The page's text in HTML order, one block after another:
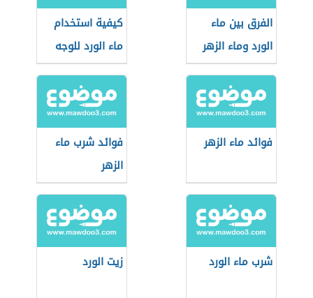
الفرق بين ماء
الورد وماء الزهر
كيفية استخدام
ماء الورد للوجه
فوائد ماء الزهر
فوائد شرب ماء
الزهر
شرب ماء الورد زيت الورد